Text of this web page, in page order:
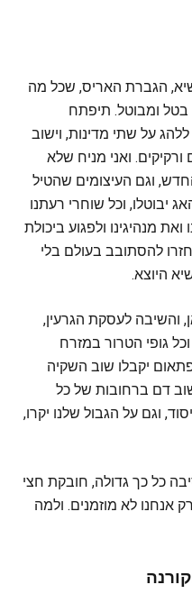
הגברת האריס, שכל מה
בטל ומבוטל. תיפתח
על שתי מדינות, וישוב
ורקיקים. ואני מניח שלא
וגם העיצומים שהטיל
יבוטלו, וכל שוחרי רעתנו
ואת מנהיגינו ולפגוע ביכולת
להסתובב בעולם בלי
היוצא.
והשיבה לעסקת הגרעין,
גופי הטרור במזרח
יקבלו שוב השקיה
דם ברחובות של כל
וגם על הגבול שלנו יקרו,
כל כך גדולה, חובקת חצי
אנחנו לא מוזמנים. ולמה